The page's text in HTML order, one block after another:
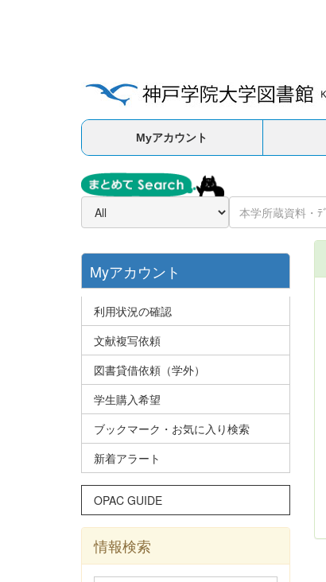
Myアカウント
Myアカウント
利用状況の確認
文献複写依頼
図書貸借依頼（学外）
学生購入希望
ブックマーク・お気に入り検索
新着アラート
OPAC GUIDE
情報検索